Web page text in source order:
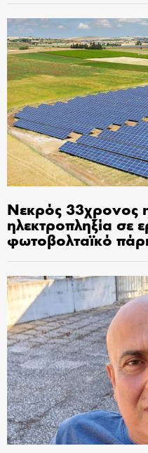
Νεκρός 33χρονος
ηλεκτροπληξία σε
φωτοβολταϊκό